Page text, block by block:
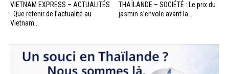
VIETNAM EXPRESS – ACTUALITÉS
: Que retenir de l’actualité au
Vietnam...
THAÏLANDE – SOCIÉTÉ : Le prix du
jasmin s’envole avant la...